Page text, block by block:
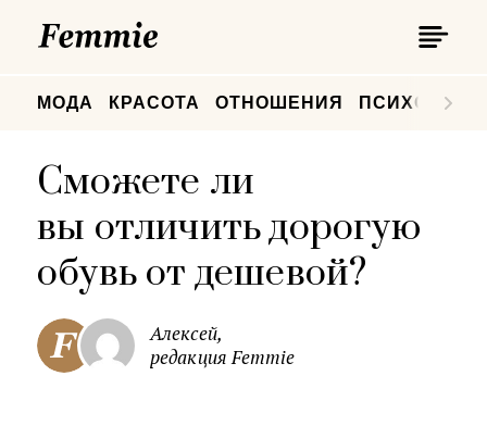
МОДА КРАСОТА ОТНОШЕНИЯ
Сможете ли
вы отличить дорогую
обувь от дешевой?
Алексей,
редакция Femmie